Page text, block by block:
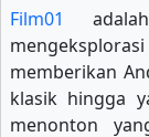
Film01
memberikan
klasik hingga
menonton